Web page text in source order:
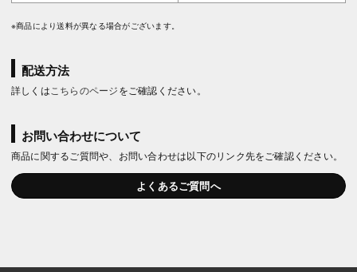
※商品により送料が異なる場合がございます。
配送方法
詳しくは こちらのページをご確認ください。
お問い合わせについて
商品に関するご質問や、お問い合わせは以下のリンク先をご確認ください。
よくあるご質問へ